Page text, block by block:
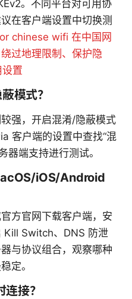
。不同平台对可用协
在客户端设置中切换测
chinese wifi 在中国网
过地理限制、保护隐
置
模式？
强，开启混淆/隐蔽模式
客户端的设置中查找“混
器端支持进行测试。
iOS/Android
方官网下载客户端，安
Kill Switch、DNS 防泄
与协议组合，观察哪种
定。
接？